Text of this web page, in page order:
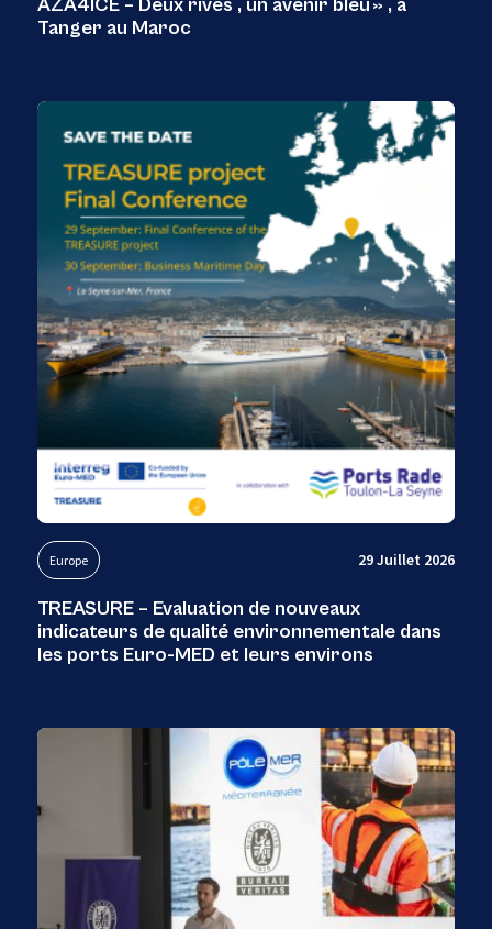
AZA4ICE – Deux rives , un avenir bleu » , à
Tanger au Maroc
Europe 29 Juillet 2026
TREASURE – Evaluation de nouveaux
indicateurs de qualité environnementale dans
les ports Euro-MED et leurs environs